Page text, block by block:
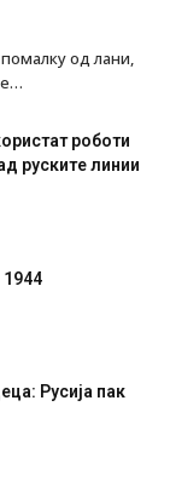
од лани,
роботи
руските линии
Русија пак